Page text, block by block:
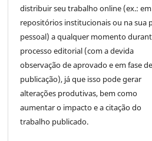
distribuir seu trabalho online (ex.: em
repositórios institucionais ou na sua
pessoal) a qualquer momento
processo editorial (com a devida
observação de aprovado e em fase de
publicação), já que isso pode gerar
alterações produtivas, bem como
aumentar o impacto e a citação do
trabalho publicado.